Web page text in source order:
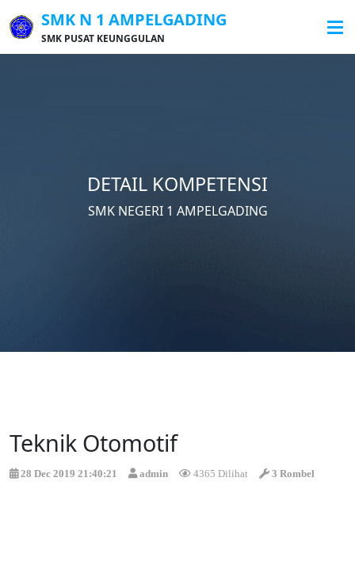
SMK N 1 AMPELGADING
SMK PUSAT KEUNGGULAN
DETAIL KOMPETENSI
SMK NEGERI 1 AMPELGADING
Teknik Otomotif
28 Dec 2019 21:40:21 admin 4365 Dilihat 3 Rombel